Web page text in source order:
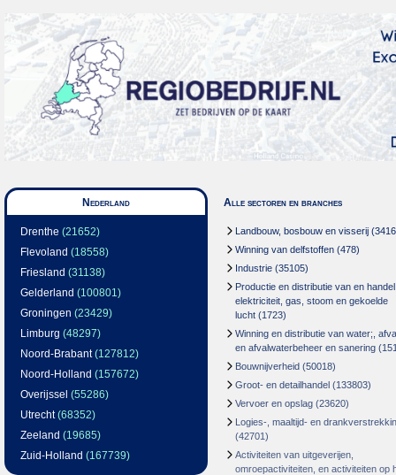
Nederland
Drenthe (21652)
Flevoland (18558)
Friesland (31138)
Gelderland (100801)
Groningen (23429)
Limburg (48297)
Noord-Brabant(127812)
Noord-Holland (157672)
Overijssel (55286)
Utrecht(68352)
Zeeland (19685)
Zuid-Holland (167739)
Alle sectoren en branches
Landbouw, bosbouw en visserij
Winning van delfstoffen (478)
Industrie (35105)
Productie en distributie van en
elektriciteit, gas, stoom en gekoelde
lucht (1723)
Winning en distributie van water;,
en afvalwaterbeheer en sanering
Bouwnijverheid (50018)
Groot- en detailhandel (133803)
Vervoer en opslag (23620)
Logies-, maaltijd- en
(42701)
Activiteiten van uitgeverijen,
omroepactiviteiten, en activiteiten op